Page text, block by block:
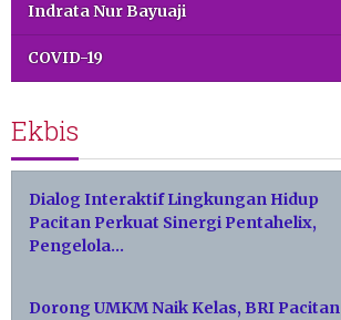
Indrata Nur Bayuaji
COVID-19
Ekbis
Dialog Interaktif Lingkungan Hidup
Pacitan Perkuat Sinergi Pentahelix,
Pengelola…
Dorong UMKM Naik Kelas, BRI Pacitan